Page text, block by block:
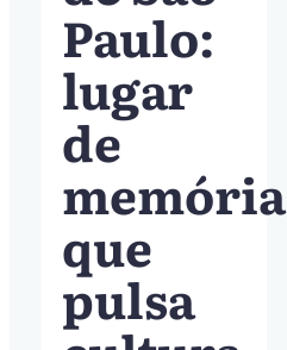
Paulo:
lugar
de
memória
que
pulsa